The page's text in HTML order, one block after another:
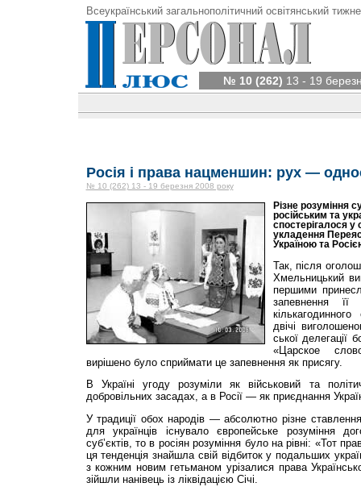
Всеукраїнський загальнополітичний освітянський
№ 10 (262) 13 - 19
Росія і права нацменшин: рух —
№ 10 (262) 13 - 19 березня 2008 року
Різне розуміння
російським та
спостерігалося у
укладення
Україною та
Так, після
Хмельницький
першими
запевнення
двічі
ської делегації
«Царское
вирішено було сприймати це запевнення як присягу.
В Україні угоду розуміли як військовий та
добровільних засадах, а в Росії — як приєднання
У традиції обох народів — абсолютно різне
для українців існувало європейське розуміння
суб’єктів, то в росіян розуміння було на рівні: «Тот
ця тенденція знайшла свій відбиток у подальших
з кожним новим гетьманом урізалися права
зійшли нанівець із ліквідацією Січі.